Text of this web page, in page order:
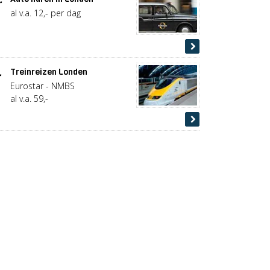
al v.a. 12,- per dag
Treinreizen Londen
Eurostar - NMBS
al v.a. 59,-